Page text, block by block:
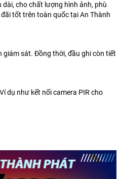
cho chất lượng hình ảnh, phù
tốt trên toàn quốc tại An Thành
giám sát. Đồng thời, đầu ghi còn tiết
dụ như kết nối camera PIR cho